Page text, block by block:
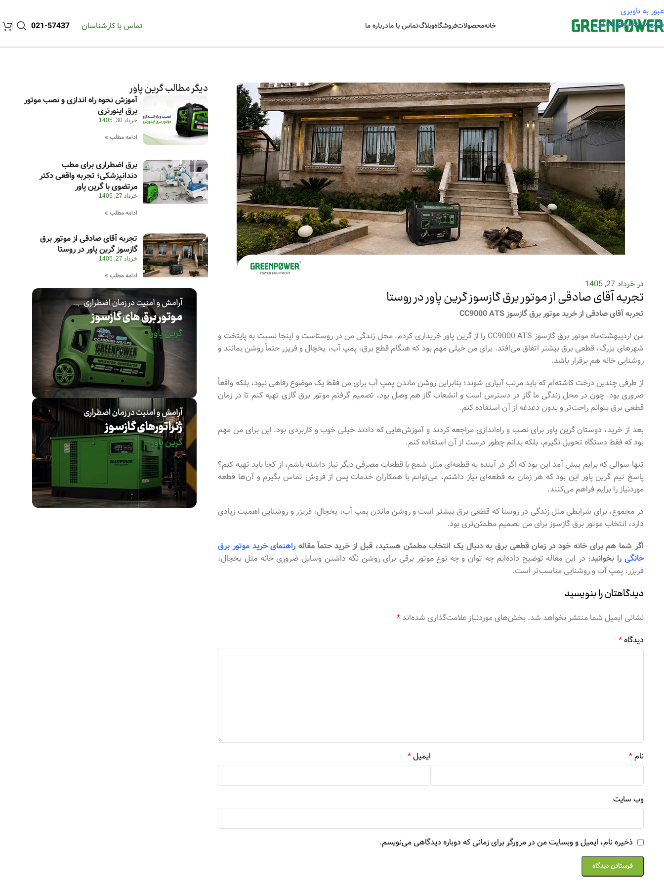
عبور به ناوبری
رفتن به محتوای اصلی
خانهمحصولاتفروشگاهوبلاگتماس با مادرباره ما تماس با کارشناسان 57437-021
در خرداد 27, 1405
تجربه آقای صادقی از موتور برق گازسوز گرین پاور در روستا
تجربه آقای صادقی از خرید موتور برق گازسوزCC9000 ATS
من اردیبهشت‌ماه موتور برق گازسوز CC9000 ATS را از گرین پاور خریداری کردم. محل زندگی من در روستاست و اینجا نسبت به پایتخت و
شهرهای بزرگ، قطعی برق بیشتر اتفاق می‌افتد. برای من خیلی مهم بود که هنگام قطع برق، پمپ آب، یخچال و فریزر حتماً روشن بمانند و
روشنایی خانه هم برقرار باشد.
از طرفی چندین درخت کاشته‌ام که باید مرتب آبیاری شوند؛ بنابراین روشن ماندن پمپ آب برای من فقط یک موضوع رفاهی نبود، بلکه واقعاً
ضروری بود. چون در محل زندگی ما گاز در دسترس است و انشعاب گاز هم وصل بود، تصمیم گرفتم موتور برق گازی تهیه کنم تا در زمان
قطعی برق بتوانم راحت‌تر و بدون دغدغه از آن استفاده کنم.
بعد از خرید، دوستان گرین پاور برای نصب و راه‌اندازی مراجعه کردند و آموزش‌هایی که دادند خیلی خوب و کاربردی بود. این برای من مهم
بود که فقط دستگاه تحویل نگیرم، بلکه بدانم چطور درست از آن استفاده کنم.
تنها سوالی که برایم پیش آمد این بود که اگر در آینده به قطعه‌ای مثل شمع یا قطعات مصرفی دیگر نیاز داشته باشم، از کجا باید تهیه کنم؟
پاسخ تیم گرین پاور این بود که هر زمان به قطعه‌ای نیاز داشتم، می‌توانم با همکاران خدمات پس از فروش تماس بگیرم و آن‌ها قطعه
موردنیاز را برایم فراهم می‌کنند.
در مجموع، برای شرایطی مثل زندگی در روستا که قطعی برق بیشتر است و روشن ماندن پمپ آب، یخچال، فریزر و روشنایی اهمیت زیادی
دارد، انتخاب موتور برق گازسوز برای من تصمیم مطمئن‌تری بود.
اگر شما هم برای خانه خود در زمان قطعی برق به دنبال یک انتخاب مطمئن هستید، قبل از خرید حتماً مقاله راهنمای خرید موتور برق
خانگی را بخوانید؛ در این مقاله توضیح داده‌ایم چه توان و چه نوع موتور برقی برای روشن نگه داشتن وسایل ضروری خانه مثل یخچال،
فریزر، پمپ آب و روشنایی مناسب‌تر است.
دیدگاهتان را بنویسید
نشانی ایمیل شما منتشر نخواهد شد. بخش‌های موردنیاز علامت‌گذاری شده‌اند*
دیدگاه*
نام* ایمیل*
وب‌ سایت
ذخیره نام، ایمیل و وبسایت من در مرورگر برای زمانی که دوباره دیدگاهی می‌نویسم.
دیگر مطالب گرین پاور
آموزش نحوه راه اندازی و نصب موتور
برق اینورتری
خرداد 30, 1405
ادامه مطلب »
برق اضطراری برای مطب
دندانپزشکی؛ تجربه واقعی دکتر
مرتضوی با گرین پاور
خرداد 27, 1405
ادامه مطلب »
تجربه آقای صادقی از موتور برق
گازسوز گرین پاور در روستا
خرداد 27, 1405
ادامه مطلب »